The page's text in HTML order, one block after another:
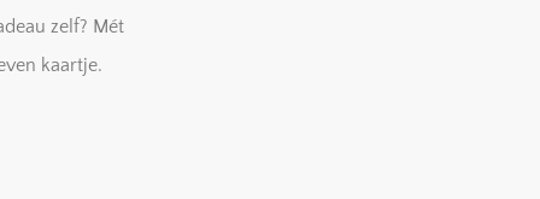
zelf? Mét
kaartje.